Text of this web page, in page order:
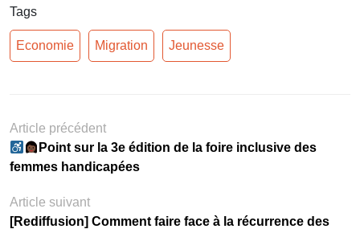
Tags
Economie Migration Jeunesse
Article précédent
Point sur la 3e édition de la foire inclusive des
femmes handicapées
Article suivant
[Rediffusion] Comment faire face à la récurrence des